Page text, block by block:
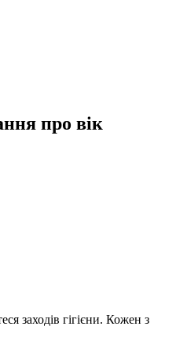
про вік
заходів гігієни. Кожен з